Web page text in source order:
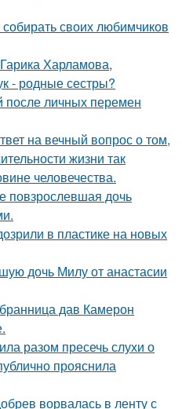
своих любимчиков
Харламова,
- родные сестры?
личных перемен
на вечный вопрос о том,
жизни так
человечества.
повзрослевшая дочь
в пластике на новых
дочь Милу от анастасии
дав Камерон
разом пресечь слухи о
прояснила
ворвалась в ленту с